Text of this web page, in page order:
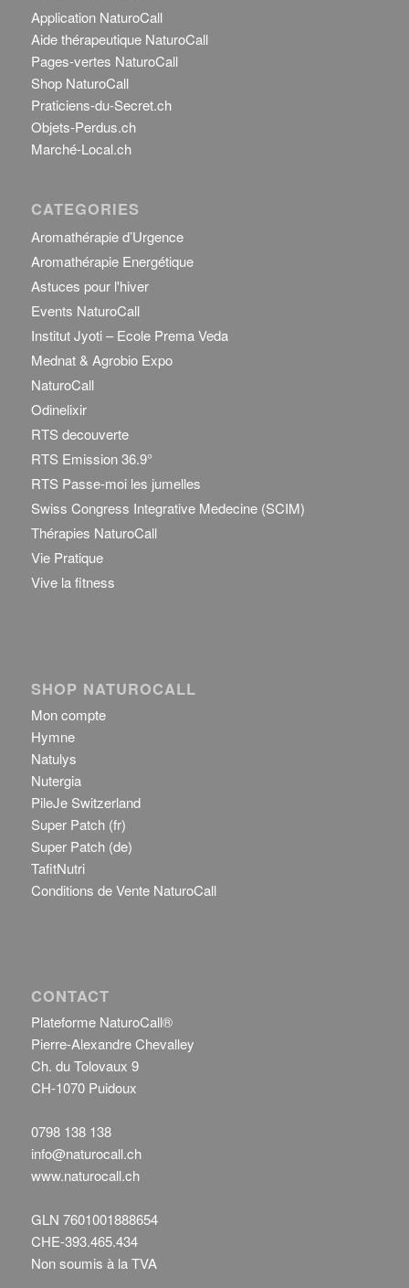
Application NaturoCall
Aide thérapeutique NaturoCall
Pages-vertes NaturoCall
Shop NaturoCall
Praticiens-du-Secret.ch
Objets-Perdus.ch
Marché-Local.ch
CATEGORIES
Aromathérapie d’Urgence
Aromathérapie Energétique
Astuces pour l'hiver
Events NaturoCall
Institut Jyoti – Ecole Prema Veda
Mednat & Agrobio Expo
NaturoCall
Odinelixir
RTS decouverte
RTS Emission 36.9°
RTS Passe-moi les jumelles
Swiss Congress Integrative Medecine (SCIM)
Thérapies NaturoCall
Vie Pratique
Vive la fitness
SHOP NATUROCALL
Mon compte
Hymne
Natulys
Nutergia
PileJe Switzerland
Super Patch (fr)
Super Patch (de)
TafitNutri
Conditions de Vente NaturoCall
CONTACT
Plateforme NaturoCall®
Pierre-Alexandre Chevalley
Ch. du Tolovaux 9
CH-1070 Puidoux
0798 138 138
info@naturocall.ch
www.naturocall.ch
GLN 7601001888654
CHE-393.465.434
Non soumis à la TVA